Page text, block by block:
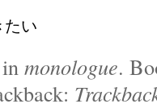
い
monologue.